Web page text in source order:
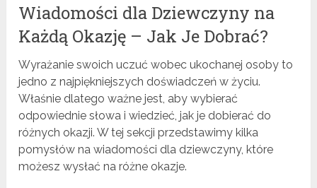
Wiadomości dla Dziewczyny na
Każdą Okazję – Jak Je Dobrać?
Wyrażanie swoich uczuć wobec ukochanej osoby to
jedno z najpiękniejszych doświadczeń w życiu.
Właśnie dlatego ważne jest, aby wybierać
odpowiednie słowa i wiedzieć, jak je dobierać do
różnych okazji. W tej sekcji przedstawimy kilka
pomysłów na wiadomości dla dziewczyny, które
możesz wysłać na różne okazje.